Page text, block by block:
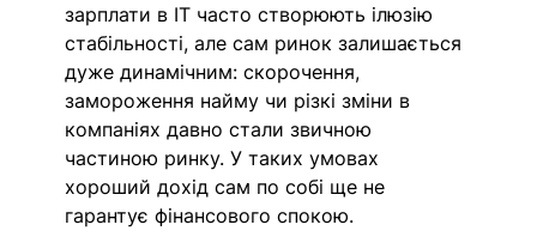
зарплати в IT часто створюють ілюзію
стабільності, але сам ринок залишається
дуже динамічним: скорочення,
замороження найму чи різкі зміни в
компаніях давно стали звичною
частиною ринку. У таких умовах
хороший дохід сам по собі ще не
гарантує фінансового спокою.